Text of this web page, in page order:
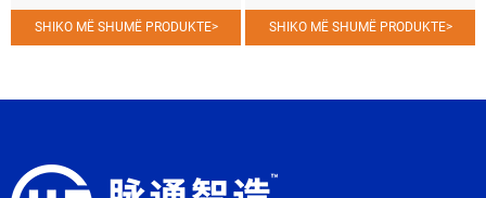
zgjerimit vertebral është i
përshtatshëm si një pajisje
ndihmëse për vertebroplastikë dhe
SHIKO MË SHUMË PRODUKTE>
Biopërputhshmëri e shkëlqyer
Fushat e aplikimit Veshja e sheshtë
mund të përdoret gjerësisht në
SHIKO MË SHUMË PRODUKTE>